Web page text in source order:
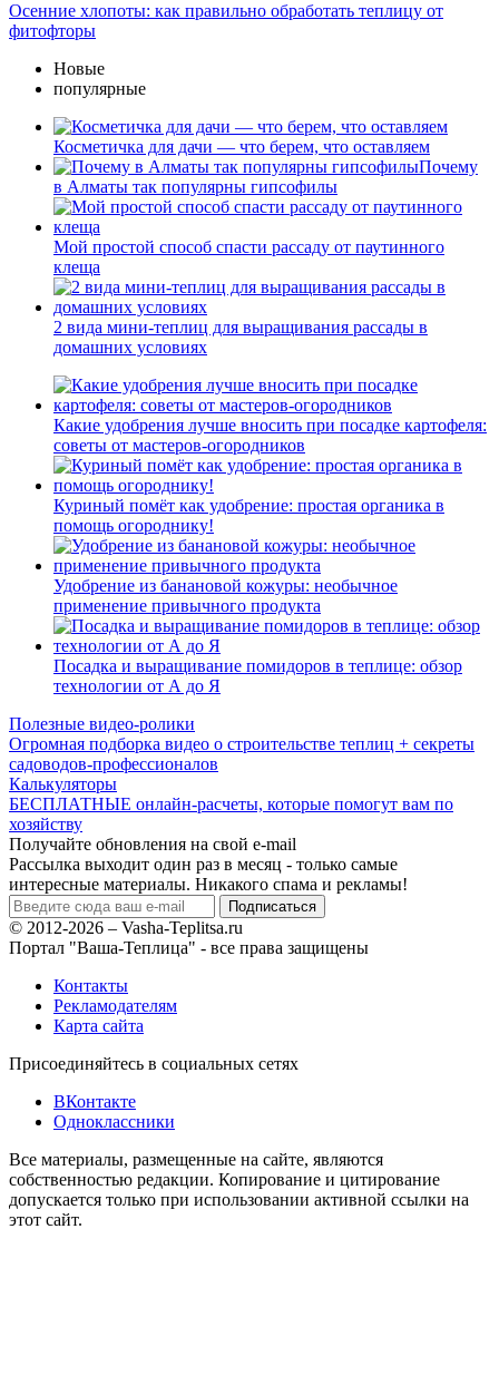
Осенние хлопоты: как правильно обработать теплицу от
фитофторы
Новые
популярные
Косметичка для дачи — что берем, что оставляем
Почему
в Алматы так популярны гипсофилы
Мой простой способ спасти рассаду от паутинного
клеща
2 вида мини-теплиц для выращивания рассады в
домашних условиях
Какие удобрения лучше вносить при посадке картофеля:
советы от мастеров-огородников
Куриный помёт как удобрение: простая органика в
помощь огороднику!
Удобрение из банановой кожуры: необычное
применение привычного продукта
Посадка и выращивание помидоров в теплице: обзор
технологии от А до Я
Полезные видео-ролики
Огромная подборка видео о строительстве теплиц + секреты
садоводов-профессионалов
Калькуляторы
БЕСПЛАТНЫЕ онлайн-расчеты, которые помогут вам по
хозяйству
Получайте обновления на свой e-mail
Рассылка выходит один раз в месяц - только самые
интересные материалы. Никакого спама и рекламы!
© 2012-2026 – Vasha-Teplitsa.ru
Портал "Ваша-Теплица" - все права защищены
Контакты
Рекламодателям
Карта сайта
Присоединяйтесь в социальных сетях
ВКонтакте
Одноклассники
Все материалы, размещенные на сайте, являются
собственностью редакции. Копирование и цитирование
допускается только при использовании активной ссылки на
этот сайт.